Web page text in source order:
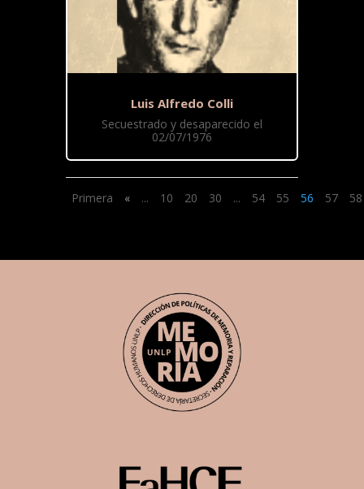
Luis Alfredo Colli
Secuestrado y desaparecido el
02/07/1976
Primera « ... 10 20 30 ... 54 55 56 57 58